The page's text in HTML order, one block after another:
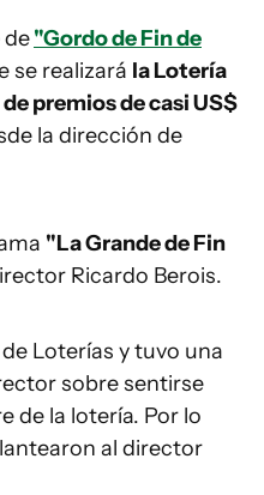
de"Gordo de Fin de
se realizará la Lotería
premios de casi US$
la dirección de
"La Grande de Fin
Ricardo Berois.
Loterías y tuvo una
sobre sentirse
de la lotería. Por lo
al director